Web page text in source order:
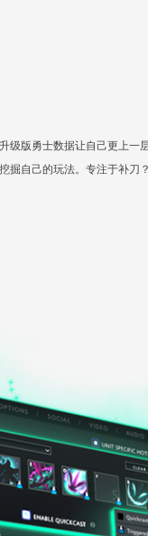
级版勇士数据让自己更上
掘自己的玩法。专注于补